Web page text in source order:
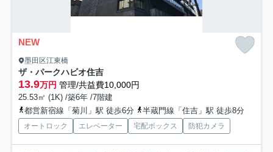
NEW
墨田区江東橋
ザ・パークハビオ住吉
13.9万円 管理/共益費10,000円
25.53㎡ (1K) /築6年 /7階建
都営新宿線「菊川」駅 徒歩6分
半蔵門線「住吉」駅 徒歩8分
オートロック エレベーター 宅配ボックス 防犯カメラ